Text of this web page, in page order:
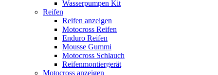
Wasserpumpen Kit
Reifen
Reifen anzeigen
Motocross Reifen
Enduro Reifen
Mousse Gummi
Motocross Schlauch
Reifenmontiergerät
Motocross anzeigen